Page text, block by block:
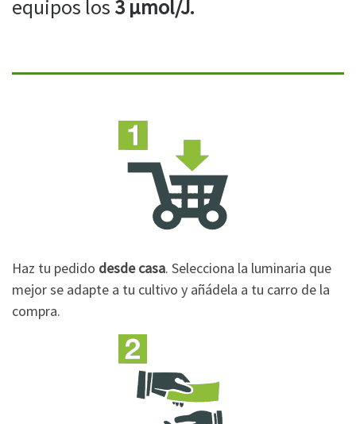
equipos los 3 µmol/J.
Haz tu pedido desde casa. Selecciona la luminaria que
mejor se adapte a tu cultivo y añádela a tu carro de la
compra.